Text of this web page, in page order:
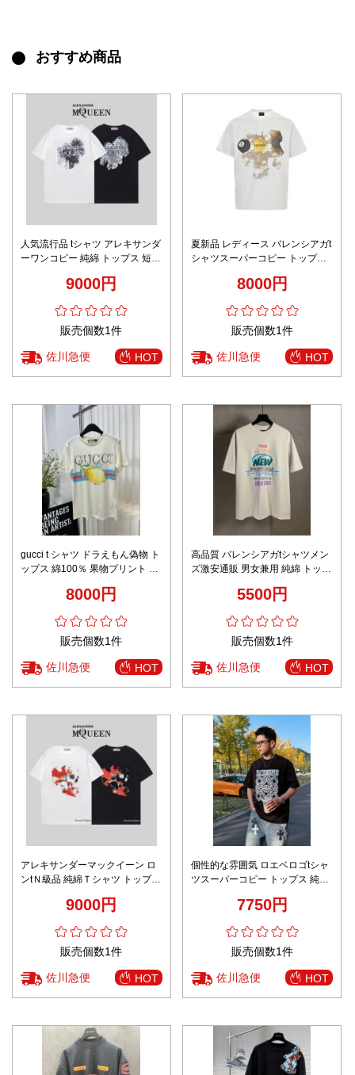
おすすめ商品
人気流行品 tシャツ アレキサンダ
ーワンコピー 純綿 トップス 短袖
9000円
販売個数1件
佐川急便 HOT
夏新品 レディース バレンシアガt
シャツスーパーコピー トップス
8000円
販売個数1件
佐川急便 HOT
gucci t シャツ ドラえもん偽物 ト
ップス 綿100％ 果物プリント 半
8000円
販売個数1件
佐川急便 HOT
高品質 バレンシアガtシャツメン
ズ激安通販 男女兼用 純綿 トップ
5500円
販売個数1件
佐川急便 HOT
アレキサンダーマックイーン ロ
ンtＮ級品 純綿Ｔシャツ トップス
9000円
販売個数1件
佐川急便 HOT
個性的な雰囲気 ロエベロゴtシャ
ツスーパーコピー トップス 純綿
7750円
販売個数1件
佐川急便 HOT